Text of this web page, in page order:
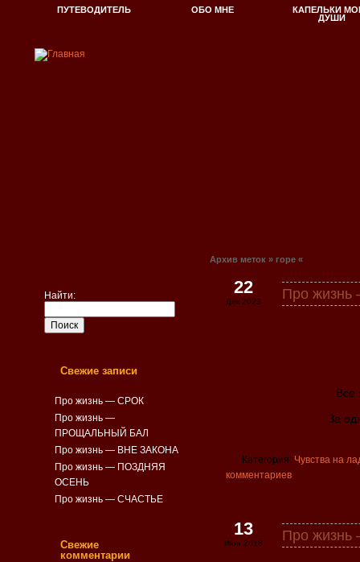
ПУТЕВОДИТЕЛЬ ОБО МНЕ
КАПЕЛЬКИ
ДУШИ
Архив меток » горе «
Про
22
Дек 2023
Все
За
Категория: Чувства на
комментариев
Про
13
Июн 2018
Найти:
Свежие записи
Про жизнь — СРОК
Про жизнь —
ПРОЩАЛЬНЫЙ БАЛ
Про жизнь — ВНЕ ЗАКОНА
Про жизнь — ПОЗДНЯЯ
ОСЕНЬ
Про жизнь — СЧАСТЬЕ
Свежие
комментарии